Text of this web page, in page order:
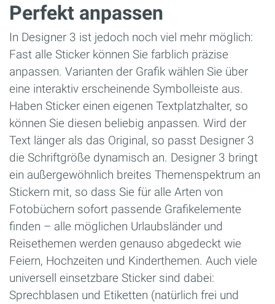
Perfekt anpassen
In Designer 3 ist jedoch noch viel mehr möglich:
Fast alle Sticker können Sie farblich präzise
anpassen. Varianten der Grafik wählen Sie über
eine interaktiv erscheinende Symbolleiste aus.
Haben Sticker einen eigenen Textplatzhalter, so
können Sie diesen beliebig anpassen. Wird der
Text länger als das Original, so passt Designer 3
die Schriftgröße dynamisch an. Designer 3 bringt
ein außergewöhnlich breites Themenspektrum an
Stickern mit, so dass Sie für alle Arten von
Fotobüchern sofort passende Grafikelemente
finden – alle möglichen Urlaubsländer und
Reisethemen werden genauso abgedeckt wie
Feiern, Hochzeiten und Kinderthemen. Auch viele
universell einsetzbare Sticker sind dabei:
Sprechblasen und Etiketten (natürlich frei und